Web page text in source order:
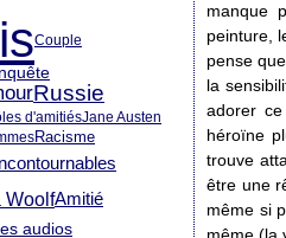
Couple
Russie
d'amitiésJane Austen
Racisme
WoolfAmitié
audios
manque
peinture,
pense
la
adorer
héroïne
trouve
être une
même si